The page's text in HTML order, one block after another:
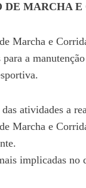
DE MARCHA
Marcha e
para a
atividades a
Marcha e
implicadas no